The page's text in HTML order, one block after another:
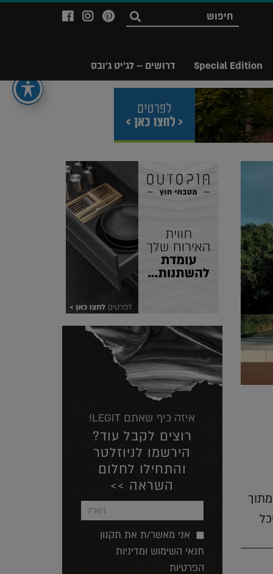
Special Edition דרושים – לג'יט ג'ובס
חפש
לעמוד
של
לעמוד
לג'יט
Legit
איזה כיף שאתם LEGIT!
רוצים לקבל עוד?
הירשמו לניוזלטר
והתחילו לחלום
השראה >>
אני מאשר/ת את תקנון
תנאי השימוש ומדיניות
הפרטיות